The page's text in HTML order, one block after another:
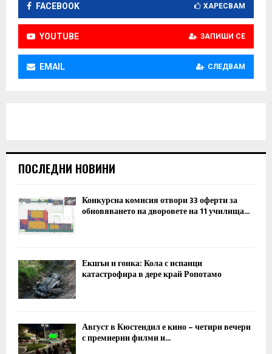
FACEBOOK ХАРЕСВАМ
YOUTUBE ЗАПИШИ СЕ
EMAIL СЛЕДВАМ
ПОСЛЕДНИ НОВИНИ
Конкурсна комисия отвори 33 оферти за
обновяването на дворовете на 11 училища...
Екшън и гонка: Кола с испанци
катастрофира в дере край Ропотамо
Август в Кюстендил е кино – четири вечери
с премиерни филми и...